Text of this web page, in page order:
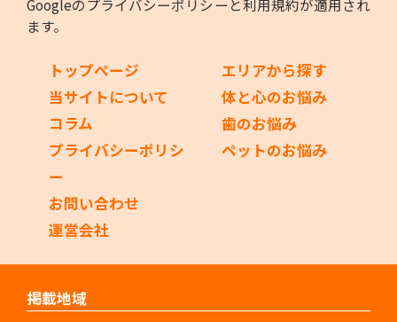
Googleのプライバシーポリシー と利用規約が適用され
ます。
トップページ
当サイトについて
コラム
プライバシーポリシ
ー
お問い合わせ
運営会社
エリアから探す
体と心のお悩み
歯のお悩み
ペットのお悩み
掲載地域